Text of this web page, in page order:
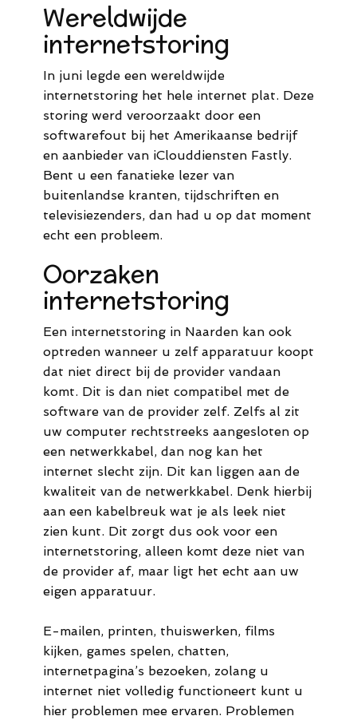
Wereldwijde
internetstoring
In juni legde een wereldwijde
internetstoring het hele internet plat. Deze
storing werd veroorzaakt door een
softwarefout bij het Amerikaanse bedrijf
en aanbieder van iClouddiensten Fastly.
Bent u een fanatieke lezer van
buitenlandse kranten, tijdschriften en
televisiezenders, dan had u op dat moment
echt een probleem.
Oorzaken
internetstoring
Een internetstoring in Naarden kan ook
optreden wanneer u zelf apparatuur koopt
dat niet direct bij de provider vandaan
komt. Dit is dan niet compatibel met de
software van de provider zelf. Zelfs al zit
uw computer rechtstreeks aangesloten op
een netwerkkabel, dan nog kan het
internet slecht zijn. Dit kan liggen aan de
kwaliteit van de netwerkkabel. Denk hierbij
aan een kabelbreuk wat je als leek niet
zien kunt. Dit zorgt dus ook voor een
internetstoring, alleen komt deze niet van
de provider af, maar ligt het echt aan uw
eigen apparatuur.
E-mailen, printen, thuiswerken, films
kijken, games spelen, chatten,
internetpagina’s bezoeken, zolang u
internet niet volledig functioneert kunt u
hier problemen mee ervaren. Problemen